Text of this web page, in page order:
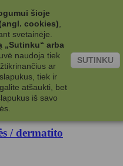
/ dermatito
šioje
cookies)
svetainėje.
„Sutinku“ arba
naudoja tiek
ar
tiek ir
atšaukti, bet
iš savo
SUTINKU